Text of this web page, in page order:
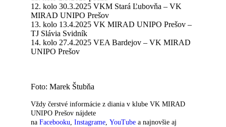
12. kolo 30.3.2025 VKM Stará Ľubovňa – VK
MIRAD UNIPO Prešov
13. kolo 13.4.2025 VK MIRAD UNIPO Prešov –
TJ Slávia Svidník
14. kolo 27.4.2025 VEA Bardejov – VK MIRAD
UNIPO Prešov
Foto: Marek Štubňa
Vždy čerstvé informácie z diania v klube VK MIRAD
UNIPO Prešov nájdete
naFacebooku,Instagrame,YouTube a najnovšie aj